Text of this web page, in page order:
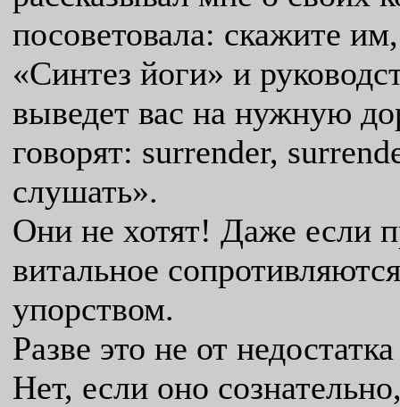
посоветовала: скажите
«Синтез йоги» и
выведет вас на нужную
говорят: surrender,
слушать».
Они не хотят! Даже если
витальное
упорством.
Разве это не от
Нет, если оно